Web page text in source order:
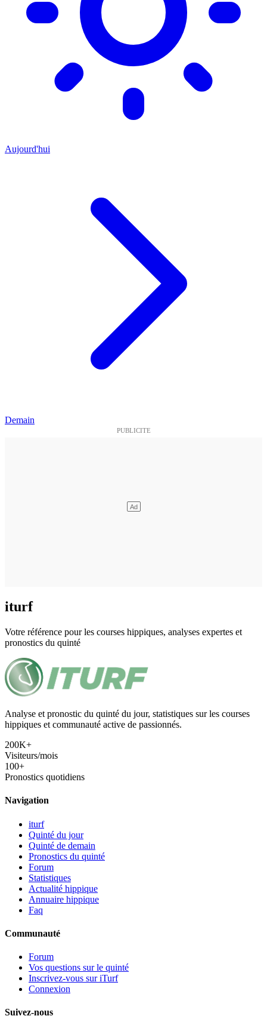
Aujourd'hui
Demain
iturf
Votre référence pour les courses hippiques, analyses expertes et
pronostics du quinté
Analyse et pronostic du quinté du jour, statistiques sur les courses
hippiques et communauté active de passionnés.
200K+
Visiteurs/mois
100+
Pronostics quotidiens
Navigation
iturf
Quinté du jour
Quinté de demain
Pronostics du quinté
Forum
Statistiques
Actualité hippique
Annuaire hippique
Faq
Communauté
Forum
Vos questions sur le quinté
Inscrivez-vous sur iTurf
Connexion
Suivez-nous